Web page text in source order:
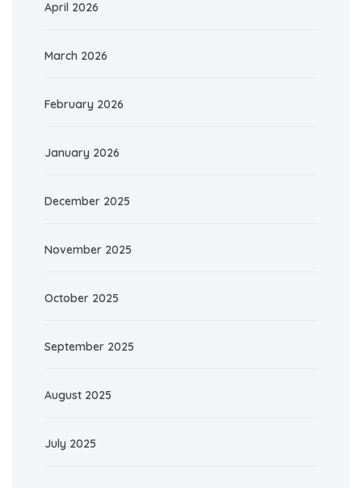
April 2026
March 2026
February 2026
January 2026
December 2025
November 2025
October 2025
September 2025
August 2025
July 2025